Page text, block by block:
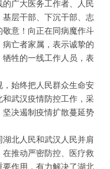
广大医务工作者、人民
层干部、下沉干部、志
意！向正在同病魔作斗
亡者家属，表示诚挚的
牲的一线工作人员，表
始终把人民群众生命安
武汉疫情防控工作，采
决遏制疫情扩散蔓延势
北人民和武汉人民并肩
推动严密防控、医疗救
作用，有力解决了湖北